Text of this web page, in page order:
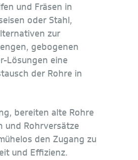
und Fräsen in
oder Stahl,
zur
gebogenen
Lösungen eine
der Rohre in
bereiten alte Rohre
und Rohrversätze
den Zugang zu
und Effizienz.